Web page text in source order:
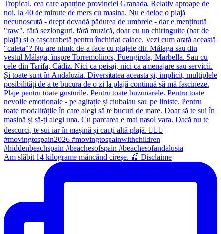
Am slăbit 14 kilograme mâncând cireșe. 🍒 Disclaime